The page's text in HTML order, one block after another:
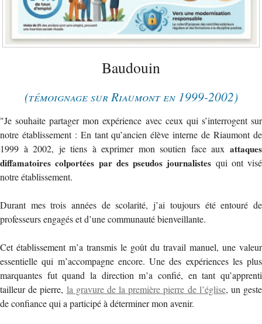
Baudouin
(témoignage sur Riaumont en 1999-2002)
"Je souhaite partager mon expérience avec ceux qui s’interrogent sur
notre établissement : En tant qu’ancien élève interne de Riaumont de
1999 à 2002, je tiens à exprimer mon soutien face aux attaques
diffamatoires colportées par des pseudos journalistes qui ont visé
notre établissement.
Durant mes trois années de scolarité, j’ai toujours été entouré de
professeurs engagés et d’une communauté bienveillante.
Cet établissement m’a transmis le goût du travail manuel, une valeur
essentielle qui m’accompagne encore. Une des expériences les plus
marquantes fut quand la direction m’a confié, en tant qu’apprenti
tailleur de pierre, la gravure de la première pierre de l’église, un geste
de confiance qui a participé à déterminer mon avenir.